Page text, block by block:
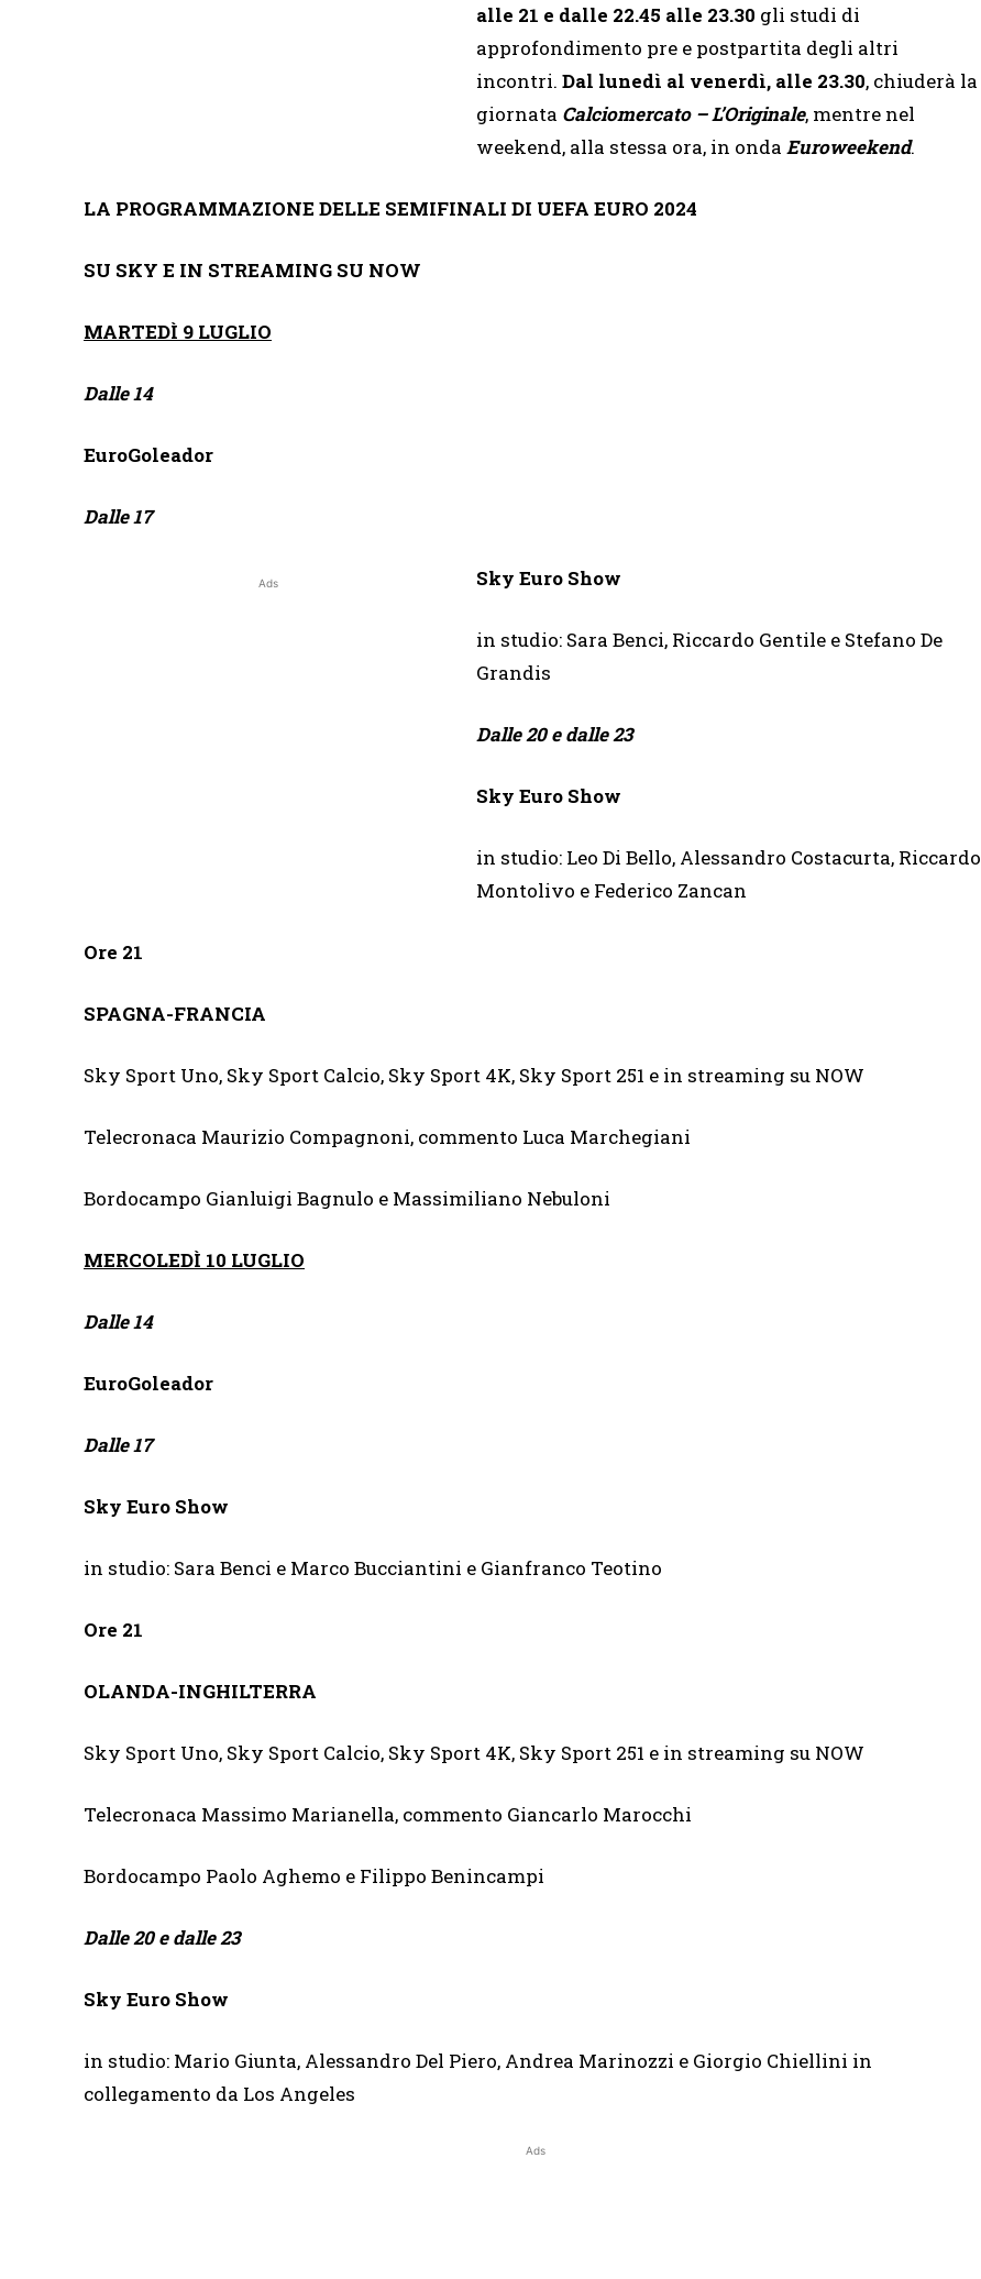
alle 21 e dalle 22.45 alle 23.30 gli studi di
approfondimento pre e postpartita degli altri
incontri. Dal lunedì al venerdì, alle 23.30, chiuderà la
giornata Calciomercato – L’Originale, mentre nel
weekend, alla stessa ora, in onda Euroweekend.
LA PROGRAMMAZIONE DELLE SEMIFINALI DI UEFA EURO 2024
SU SKY E IN STREAMING SU NOW
MARTEDÌ 9 LUGLIO
Dalle 14
EuroGoleador
Dalle 17
Ads Sky Euro Show
in studio: Sara Benci, Riccardo Gentile e Stefano De
Grandis
Dalle 20 e dalle 23
Sky Euro Show
in studio: Leo Di Bello, Alessandro Costacurta, Riccardo
Montolivo e Federico Zancan
Ore 21
SPAGNA-FRANCIA
Sky Sport Uno, Sky Sport Calcio, Sky Sport 4K, Sky Sport 251 e in streaming su NOW
Telecronaca Maurizio Compagnoni, commento Luca Marchegiani
Bordocampo Gianluigi Bagnulo e Massimiliano Nebuloni
MERCOLEDÌ 10 LUGLIO
Dalle 14
EuroGoleador
Dalle 17
Sky Euro Show
in studio: Sara Benci e Marco Bucciantini e Gianfranco Teotino
Ore 21
OLANDA-INGHILTERRA
Sky Sport Uno, Sky Sport Calcio, Sky Sport 4K, Sky Sport 251 e in streaming su NOW
Telecronaca Massimo Marianella, commento Giancarlo Marocchi
Bordocampo Paolo Aghemo e Filippo Benincampi
Dalle 20 e dalle 23
Sky Euro Show
in studio: Mario Giunta, Alessandro Del Piero, Andrea Marinozzi e Giorgio Chiellini in
collegamento da Los Angeles
Ads